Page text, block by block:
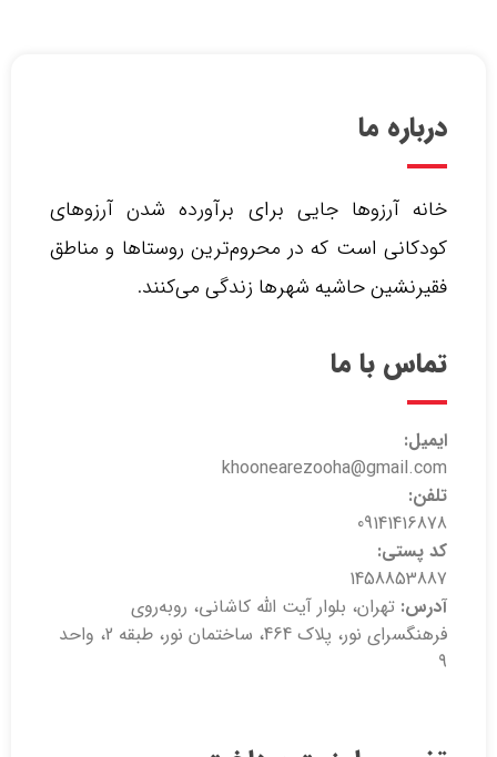
درباره ما
خانه آرزوها جایی برای برآورده شدن آرزوهای
کودکانی است که در محروم‌ترین روستاها و مناطق
فقیرنشین حاشیه شهرها زندگی می‌کنند.‌
تماس با ما
ایمیل:
khoonearezooha@gmail.com
تلفن:
09141416878
کد پستی:
1458853887
آدرس: تهران، بلوار آیت الله کاشانی، روبه‌روی
فرهنگسرای نور، پلاک 464، ساختمان نور، طبقه 2، واحد
9